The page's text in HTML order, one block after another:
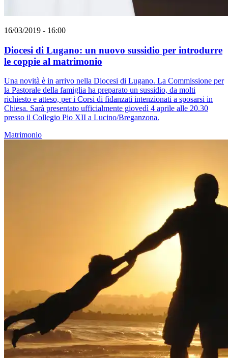
16/03/2019 - 16:00
Diocesi di Lugano: un nuovo sussidio per introdurre
le coppie al matrimonio
Una novità è in arrivo nella Diocesi di Lugano. La Commissione per
la Pastorale della famiglia ha preparato un sussidio, da molti
richiesto e atteso, per i Corsi di fidanzati intenzionati a sposarsi in
Chiesa. Sarà presentato ufficialmente giovedì 4 aprile alle 20.30
presso il Collegio Pio XII a Lucino/Breganzona.
Matrimonio